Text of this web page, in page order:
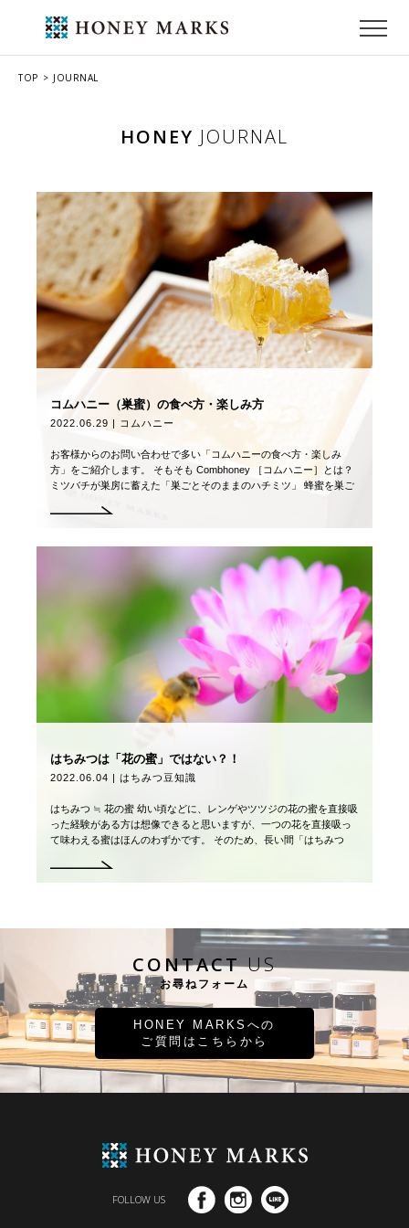
TOP JOURNAL
HONEY JOURNAL
コムハニー（巣蜜）の食べ方・楽しみ方
2022.06.29 | コムハニー
お客様からのお問い合わせで多い「コムハニーの食べ方・楽しみ
方」をご紹介します。 そもそも Combhoney ［コムハニー］とは？
ミツバチが巣房に蓄えた「巣ごとそのままのハチミツ」 蜂蜜を巣ご
はちみつは「花の蜜」ではない？！
2022.06.04 | はちみつ豆知識
はちみつ ≒ 花の蜜 幼い頃などに、レンゲやツツジの花の蜜を直接吸
った経験がある方は想像できると思いますが、一つの花を直接吸っ
て味わえる蜜はほんのわずかです。 そのため、長い間「はちみつ
CONTACTUS
お尋ねフォーム
HONEY MARKSへの
ご質問はこちらから
FOLLOW US